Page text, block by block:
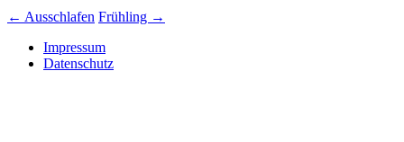
← Ausschlafen Frühling →
Impressum
Datenschutz